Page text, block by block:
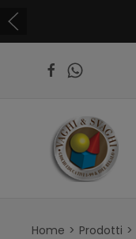
Home Prodotti